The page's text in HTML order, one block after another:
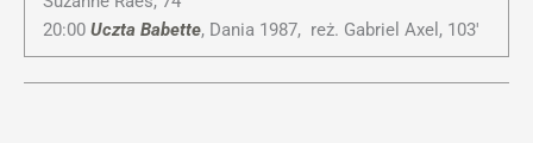
20:00 Uczta Babette, Dania 1987, reż. Gabriel Axel, 103′